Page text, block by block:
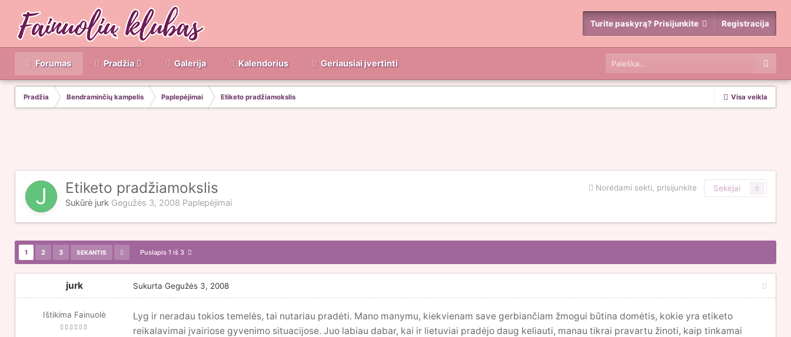
Turite paskyrą? Prisijunkite Registracija
Forumas Pradžia Galerija Kalendorius Geriausiai įvertinti
Visa veikla
Pradžia Bendraminčių kampelis Paplepėjimai Etiketo pradžiamokslis
Norėdami sekti, prisijunkite Sekėjai 0
Etiketo pradžiamokslis
Sukūrė jurk Gegužės 3, 2008 Paplepėjimai
1 2 3 SEKANTIS Puslapis 1 iš 3
jurk
Ištikima Fainuolė
Sukurta Gegužės 3, 2008
Lyg ir neradau tokios temelės, tai nutariau pradėti. Mano manymu, kiekvienam save gerbiančiam žmogui būtina domėtis, kokie yra etiketo
reikalavimai įvairiose gyvenimo situacijose. Juo labiau dabar, kai ir lietuviai pradėjo daug keliauti, manau tikrai pravartu žinoti, kaip tinkamai